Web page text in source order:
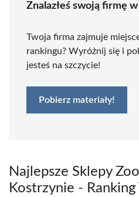
Znalazłeś swoją firmę
Twoja firma zajmuje
rankingu? Wyróżnij się i
jesteś na szczycie!
Pobierz materiały!
Najlepsze Sklepy
Kostrzynie -